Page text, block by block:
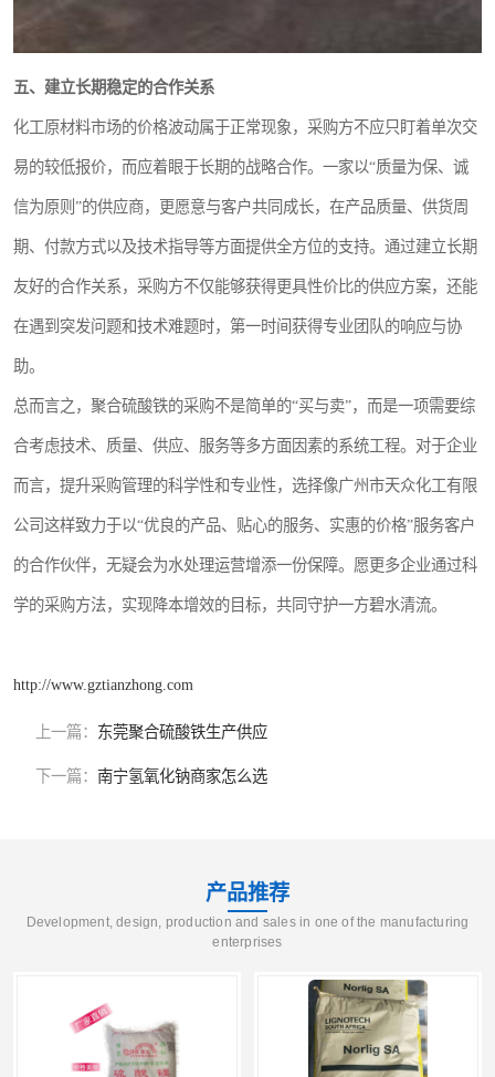
五、建立长期稳定的合作关系
化工原材料市场的价格波动属于正常现象，采购方不应只盯着单次交
易的较低报价，而应着眼于长期的战略合作。一家以“质量为保、诚
信为原则”的供应商，更愿意与客户共同成长，在产品质量、供货周
期、付款方式以及技术指导等方面提供全方位的支持。通过建立长期
友好的合作关系，采购方不仅能够获得更具性价比的供应方案，还能
在遇到突发问题和技术难题时，第一时间获得专业团队的响应与协
助。
总而言之，聚合硫酸铁的采购不是简单的“买与卖”，而是一项需要综
合考虑技术、质量、供应、服务等多方面因素的系统工程。对于企业
而言，提升采购管理的科学性和专业性，选择像广州市天众化工有限
公司这样致力于以“优良的产品、贴心的服务、实惠的价格”服务客户
的合作伙伴，无疑会为水处理运营增添一份保障。愿更多企业通过科
学的采购方法，实现降本增效的目标，共同守护一方碧水清流。
http://www.gztianzhong.com
上一篇： 东莞聚合硫酸铁生产供应
下一篇： 南宁氢氧化钠商家怎么选
产品推荐
Development, design, production and sales in one of the manufacturing
enterprises